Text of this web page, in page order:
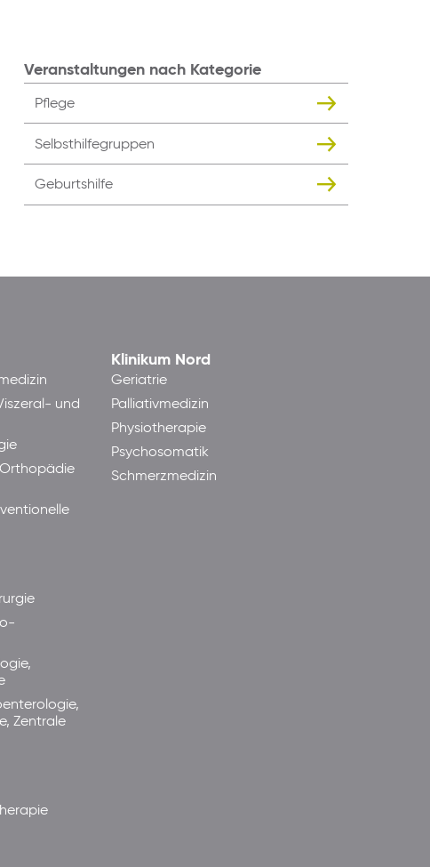
Veranstaltungen nach Kategorie
Pflege
Selbsthilfegruppen
Geburtshilfe
und
Zentrale
Klinikum Nord
Geriatrie
Palliativmedizin
Physiotherapie
Psychosomatik
Schmerzmedizin